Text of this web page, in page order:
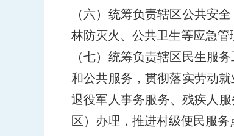
（六）统筹负责辖区公共安
林防灭火、公共卫生等应急管
（七）统筹负责辖区民生服
和公共服务，贯彻落实劳动
退役军人事务服务、残疾人
区）办理，推进村级便民服务